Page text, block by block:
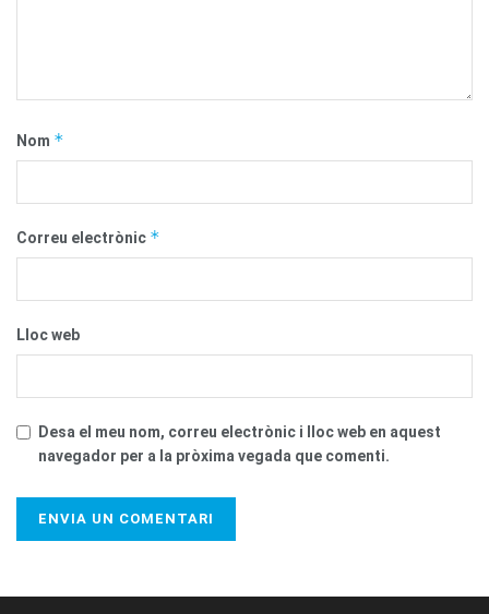
Nom *
Correu electrònic *
Lloc web
Desa el meu nom, correu electrònic i lloc web en aquest
navegador per a la pròxima vegada que comenti.